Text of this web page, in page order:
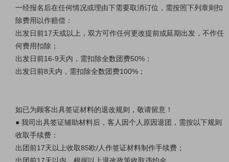
一经报名后在任何情况或理由下需要取消订位，需按照下列章则扣
除费用以作赔偿：
出发日前17天或以上，双方可作任何更改提前或延期出发，不作任
何费用扣除；
出发日前16-9天内，需扣除全数团费50%；
出发日前8天内，需扣除全数团费100%；
如已为顾客出具签证材料的退改规则，敬请留意！
● 我司出具签证辅助材料后，客人因个人原因退团，需按以下规则
收取手续费：
出团前17天以上收取85欧/人作签证材料制作手续费；